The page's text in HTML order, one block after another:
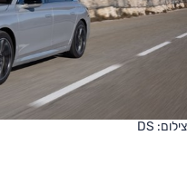
צילום: DS